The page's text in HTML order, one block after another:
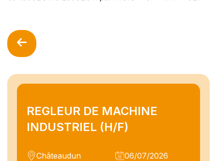
REGLEUR DE MACHINE
INDUSTRIEL (H/F)
Châteaudun
06/07/2026